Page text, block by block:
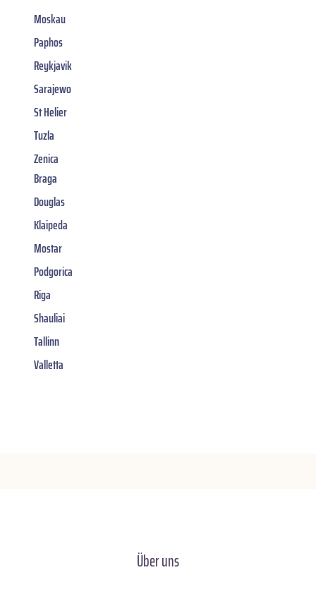
Moskau
Paphos
Reykjavik
Sarajewo
St Helier
Tuzla
Zenica
Braga
Douglas
Klaipeda
Mostar
Podgorica
Riga
Shauliai
Tallinn
Valletta
Über uns